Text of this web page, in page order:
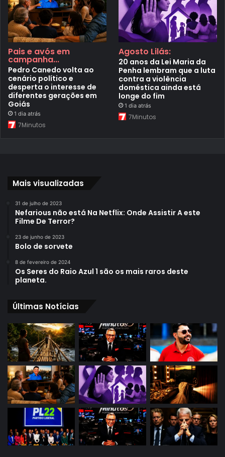
Pais e avós em
campanha...
Pedro Canedo volta ao
cenário político e
desperta o interesse de
diferentes gerações em
Goiás
1 dia atrás
7Minutos
Agosto Lilás:
20 anos da Lei Maria da
Penha lembram que a luta
contra a violência
doméstica ainda está
longe do fim
1 dia atrás
7Minutos
Mais visualizadas
31 de julho de 2023
Nefarious não está Na Netflix: Onde Assistir A este
Filme De Terror?
23 de junho de 2023
Bolo de sorvete
8 de fevereiro de 2024
Os Seres do Raio Azul 1 são os mais raros deste
planeta.
Últimas Notícias